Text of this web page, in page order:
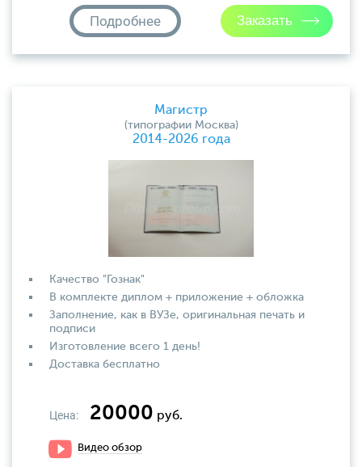
Подробнее
Магистр
(типографии Москва)
2014-2026 года
Качество "Гознак"
В комплекте диплом + приложение + обложка
Заполнение, как в ВУЗе, оригинальная печать и
подписи
Изготовление всего 1 день!
Доставка бесплатно
Цена: 20000 руб.
Видео обзор